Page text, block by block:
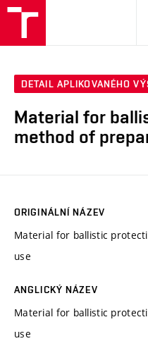
DETAIL APLIKOVANÉHO
Material for
method of
ORIGINÁLNÍ NÁZEV
Material for ballistic
use
ANGLICKÝ NÁZEV
Material for ballistic
use